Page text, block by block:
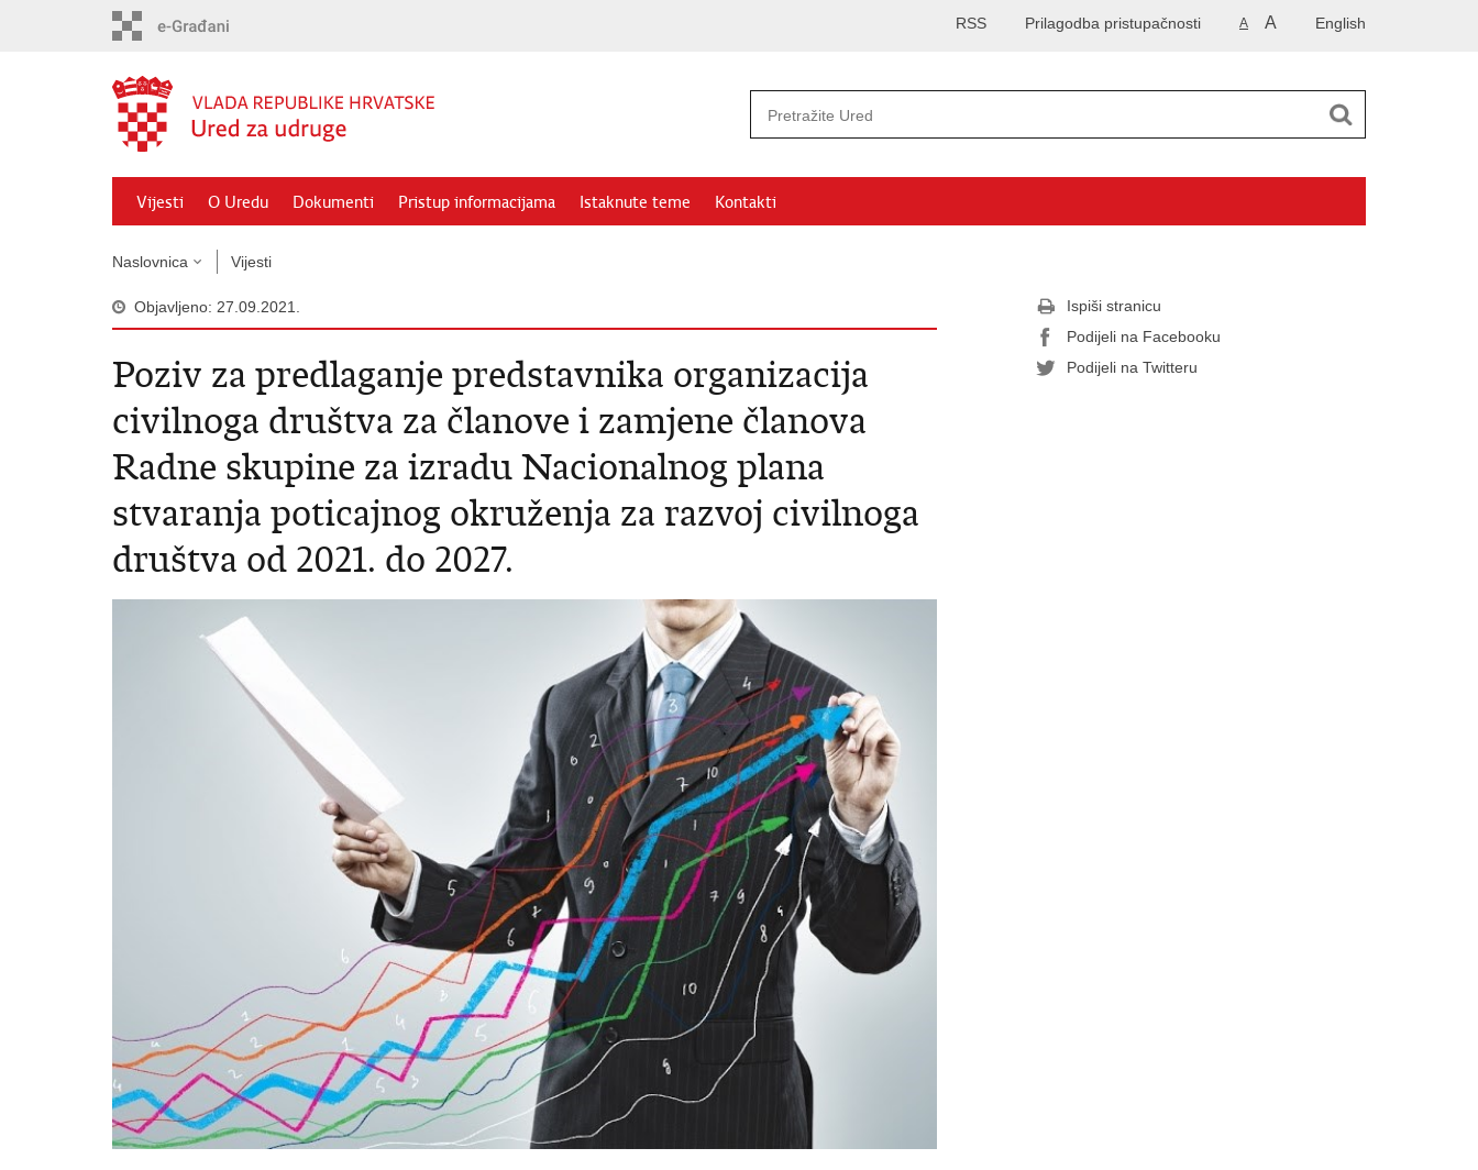
English
A A
Prilagodba pristupačnosti
RSS
Vijesti O Uredu Dokumenti Pristup informacijama Istaknute teme Kontakti
Naslovnica Vijesti
Objavljeno: 27.09.2021.
Poziv za predlaganje predstavnika organizacija
civilnoga društva za članove i zamjene članova
Radne skupine za izradu Nacionalnog plana
stvaranja poticajnog okruženja za razvoj civilnoga
društva od 2021. do 2027.
Ispiši stranicu
Podijeli na Facebooku
Podijeli na Twitteru